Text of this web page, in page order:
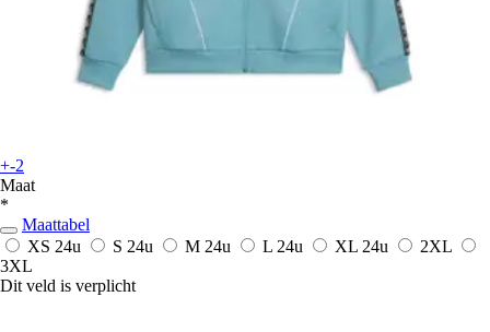
+-2
Maat
*
Maattabel
XS 24u S 24u M 24u L 24u XL 24u
2XL
3XL
Dit veld is verplicht